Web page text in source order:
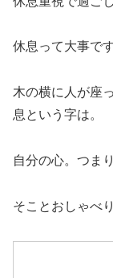
休息って大事で
木の横に人が座
息という字は。
自分の心。つま
そことおしゃべ